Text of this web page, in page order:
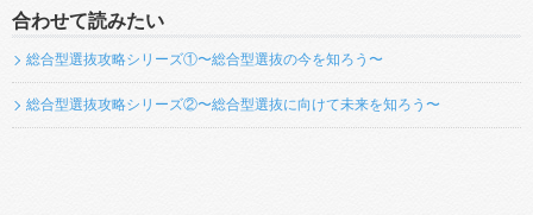
合わせて読みたい
総合型選抜攻略シリーズ①〜総合型選抜の今を知ろう〜
総合型選抜攻略シリーズ②〜総合型選抜に向けて未来を知ろう〜